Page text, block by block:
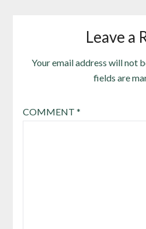
Leave a
Your email address will not
fields are
COMMENT *